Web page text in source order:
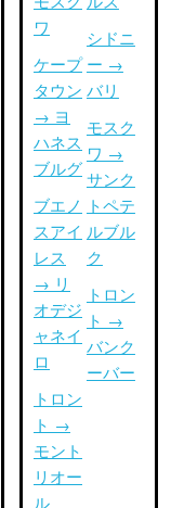
ワ
ケープ
タウン
→ ヨ
ハネス
ブルグ
ブエノ
スアイ
レス
→ リ
オデジ
ャネイ
ロ
トロン
ト →
モント
リオー
ル
シドニ
ー →
バリ
モスク
ワ →
サンク
トペテ
ルブル
ク
トロン
ト →
バンク
ーバー